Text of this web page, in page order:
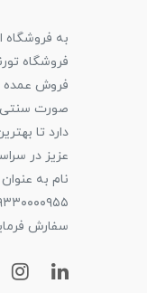
به فروشگاه
فروشگاه
فروش عمده
صورت سنتی
دارد تا
عزیز در
نام به
سفارش